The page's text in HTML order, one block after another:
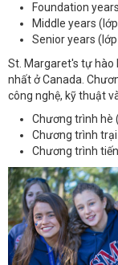
Foundation
Middle years
Senior years
St. Margaret's tự hào
nhất ở Canada.
công nghệ, kỹ thuật
Chương trình hè
Chương trình
Chương trình